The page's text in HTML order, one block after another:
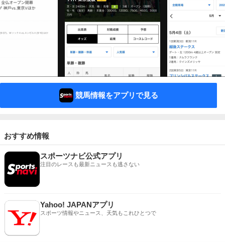
競馬情報をアプリで見る
おすすめ情報
スポーツナビ公式アプリ
注目のレースも最新ニュースも逃さない
Yahoo! JAPANアプリ
スポーツ情報やニュース、天気もこれひとつで